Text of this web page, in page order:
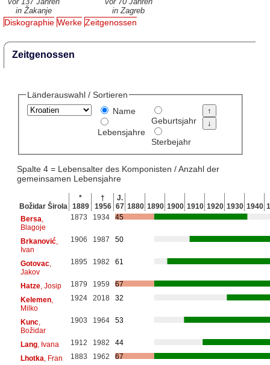
in Žakanje
in Zagreb
Diskographie Werke Zeitgenossen
Zeitgenossen
Länderauswahl / Sortieren
Name
Lebensjahre
Geburtsjahr
Sterbejahr
Spalte 4 = Lebensalter des Komponisten / Anzahl der
gemeinsamen Lebensjahre
Božidar Širola
*
1889
†
1956
J.
67 1880 1890 1900 1910 1920 1930 1940
Bersa
Blagoje
1873 1934 45
Brkanović,
Ivan
1906 1987 50
Gotovac,
Jakov
1895 1982 61
Hatze, Josip 1879 1959
67
Kelemen,
Milko
1924 2018 32
Kunc,
Božidar
1903 1964 53
Lang, Ivana 1912 1982
44
Lhotka , Fran 1883 1962
67